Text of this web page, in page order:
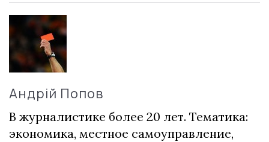
Андрій Попов
В журналистике более 20 лет. Тематика:
экономика, местное самоуправление,